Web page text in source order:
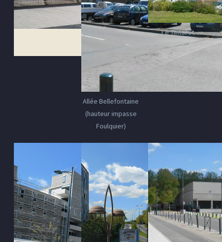
Allée Bellefontaine
(hauteur impasse
Foulquier)
Le Tintoret